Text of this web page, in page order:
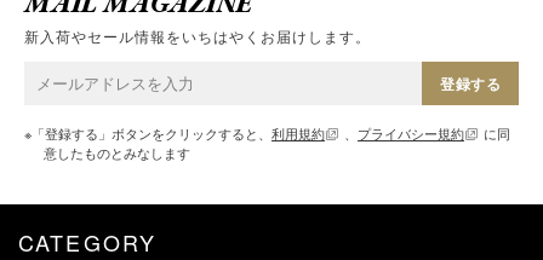
新入荷やセール情報をいちはやくお届けします。
登録する
※「登録する」ボタンをクリックすると、 利用規約 、 プライバシー規約
に同
意したものとみなします
CATEGORY